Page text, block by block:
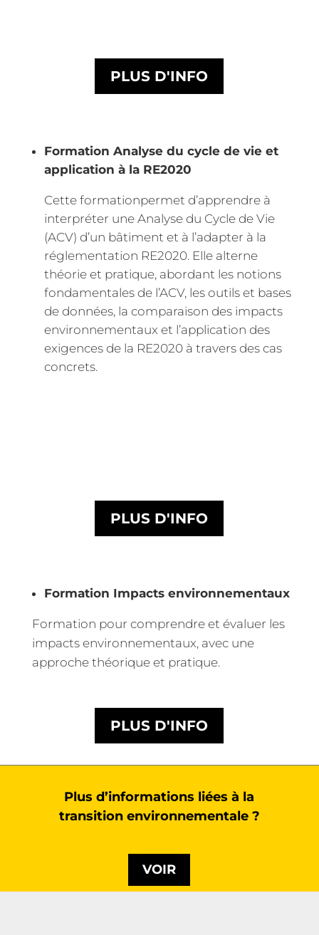
PLUS D'INFO
Formation Analyse du cycle de vie et
application à la RE2020
Cette formationpermet d’apprendre à
interpréter une Analyse du Cycle de Vie
(ACV) d’un bâtiment et à l’adapter à la
réglementation RE2020. Elle alterne
théorie et pratique, abordant les notions
fondamentales de l’ACV, les outils et bases
de données, la comparaison des impacts
environnementaux et l’application des
exigences de la RE2020 à travers des cas
concrets.
PLUS D'INFO
Formation Impacts environnementaux
Formation pour comprendre et évaluer les
impacts environnementaux, avec une
approche théorique et pratique.
PLUS D'INFO
Plus d’informations liées à la
transition environnementale ?
VOIR